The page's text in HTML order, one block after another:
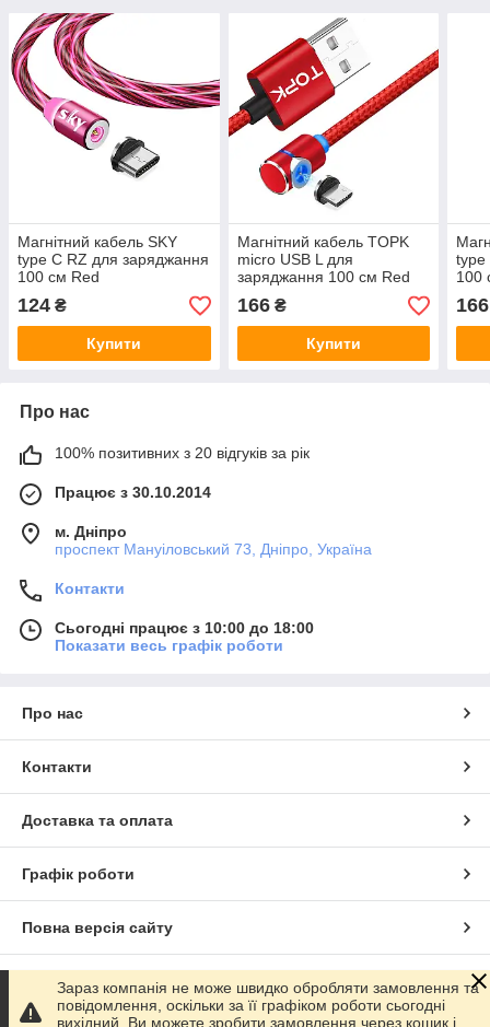
Магнітний кабель SKY
type C RZ для заряджання
100 см Red
124 ₴
Купити
Магнітний кабель TOPK
micro USB L для
заряджання 100 см Red
166₴
Купити
type
100
166
Про нас
100% позитивних з 20 відгуків за рік
Працює з 30.10.2014
м. Дніпро
проспект Мануіловський 73, Дніпро, Україна
Контакти
Сьогодні працює з 10:00 до 18:00
Показати весь графік роботи
Про нас
Контакти
Доставка та оплата
Графік роботи
Повна версія сайту
Сайт створено на маркетплейсіProm.ua
Зараз компанія не може швидко обробляти замовлення та
повідомлення, оскільки за її графіком роботи сьогодні
вихідний. Ви можете зробити замовлення через кошик і